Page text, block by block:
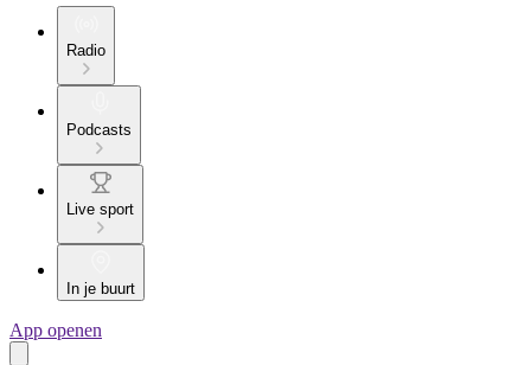
Radio
Podcasts
Live sport
In je buurt
App openen